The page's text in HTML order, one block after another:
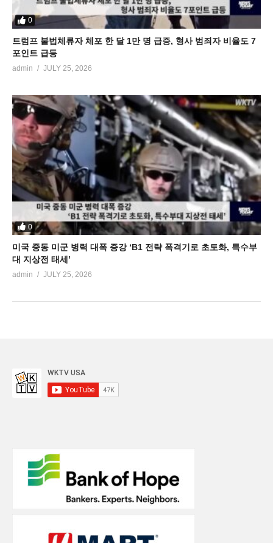
0
트럼프 불법체류자 체포 한 달 1만 명 급증, 형사 범죄자 비율도 7
포인트 급등
admin JULY 25, 2026
0
미국 중동 미군 병력 대폭 증강 ‘B1 전략 폭격기로 초토화, 특수부
대 지상전 태세’
admin JULY 25, 2026